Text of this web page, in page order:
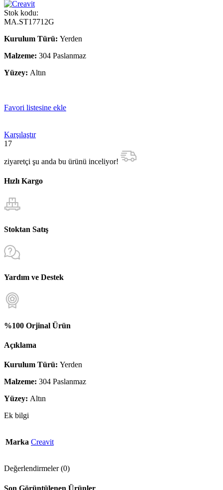
Stok kodu:
MA.ST17712G
Kurulum Türü: Yerden
Malzeme: 304 Paslanmaz
Yüzey: Altın
Favori listesine ekle
Karşılaştır
17
ziyaretçi şu anda bu ürünü inceliyor!
Hızlı Kargo
Stoktan Satış
Yardım ve Destek
%100 Orjinal Ürün
Açıklama
Kurulum Türü: Yerden
Malzeme: 304 Paslanmaz
Yüzey: Altın
Ek bilgi
Marka Creavit
Değerlendirmeler (0)
Son Görüntülenen Ürünler